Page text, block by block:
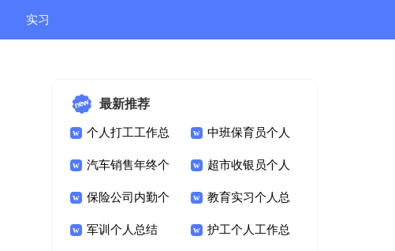
实习
最新推荐
个人打工工作总
结
中班保育员个人
工作总结
汽车销售年终个
人工作总结
超市收银员个人
总结
保险公司内勤个
人工作总结
教育实习个人总
结
军训个人总结 护工个人工作总